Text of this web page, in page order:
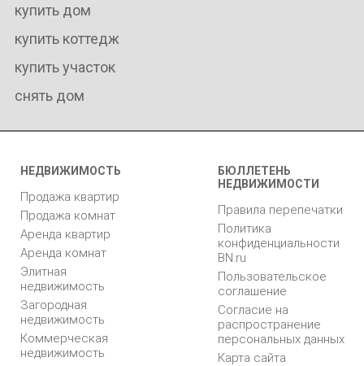
купить дом
купить коттедж
купить участок
снять дом
НЕДВИЖИМОСТЬ
Продажа квартир
Продажа комнат
Аренда квартир
Аренда комнат
Элитная
недвижимость
Загородная
недвижимость
Коммерческая
недвижимость
БЮЛЛЕТЕНЬ
НЕДВИЖИМОСТИ
Правила перепечатки
Политика
конфиденциальности
BN.ru
Пользовательское
соглашение
Согласие на
распространение
персональных данных
Карта сайта